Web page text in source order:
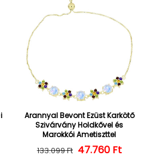
ár
Arannyal Bevont Ezüst Karkötő
Szivárvány Holdkővel és
Marokkói Ametiszttel
Normál ár
133.099 Ft 47.760 Ft